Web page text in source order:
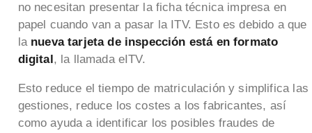
no necesitan presentar la ficha técnica impresa en
papel cuando van a pasar la ITV. Esto es debido a que
la nueva tarjeta de inspección está en formato
digital, la llamada eITV.
Esto reduce el tiempo de matriculación y simplifica las
gestiones, reduce los costes a los fabricantes, así
como ayuda a identificar los posibles fraudes de